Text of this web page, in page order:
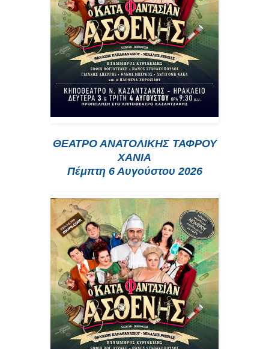
ΘΕΑΤΡΟ ΑΝΑΤΟΛΙΚΗΣ ΤΑΦΡΟΥ
ΧΑΝΙΑ
Πέμπτη 6 Αυγούστου 2026